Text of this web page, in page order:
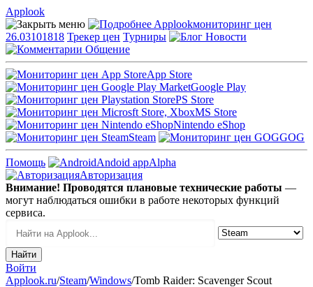
Applook
Applookмониторинг цен
26.03101818 Трекер цен Турниры
Новости
Общение
App Store
Google Play
PS Store
MS Store
Nintendo eShop
Steam
GOG
Помощь Andoid appAlpha
Авторизация
Внимание! Проводятся плановые технические работы —
могут наблюдаться ошибки в работе некоторых функций
сервиса.
Войти
Applook.ru/Steam/Windows/Tomb Raider: Scavenger Scout